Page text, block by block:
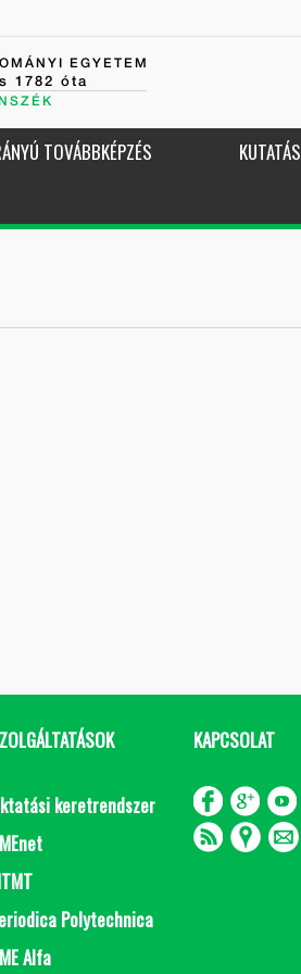
EGYETEM
1782 óta
TOVÁBBKÉPZÉS KUTATÁS
keretrendszer
Polytechnica
Alfa
KAPCSOLAT